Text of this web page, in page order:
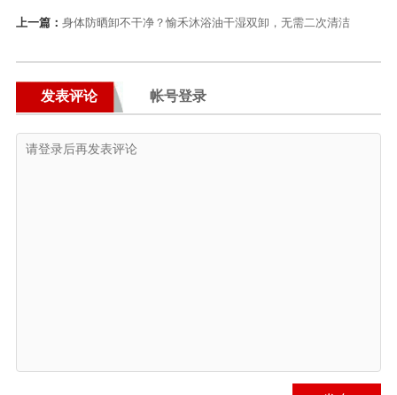
上一篇： 身体防晒卸不干净？愉禾沐浴油干湿双卸，无需二次清洁
发表评论 帐号登录